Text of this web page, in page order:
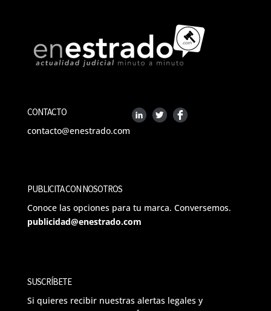
CONTACTO
contacto@enestrado.com
PUBLICITA CON NOSOTROS
Conoce las opciones para tu marca. Conversemos.
publicidad@enestrado.com
SUSCRÍBETE
Si quieres recibir nuestras alertas legales y